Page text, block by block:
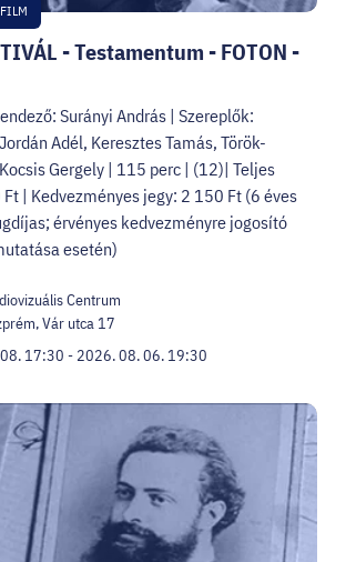
- Testamentum - FOTON -
FILM
Surányi András | Szereplők:
Adél, Keresztes Tamás, Török-
Gergely | 115 perc | (12)| Teljes
| Kedvezményes jegy: 2 150 Ft (6 éves
érvényes kedvezményre jogosító
esetén)
Centrum
Vár utca 17
17:30 - 2026. 08. 06. 19:30